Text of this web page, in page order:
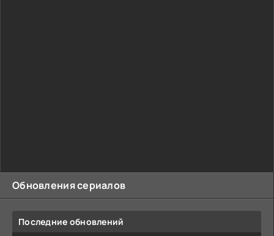
Обновления сериалов
Последние обновлений